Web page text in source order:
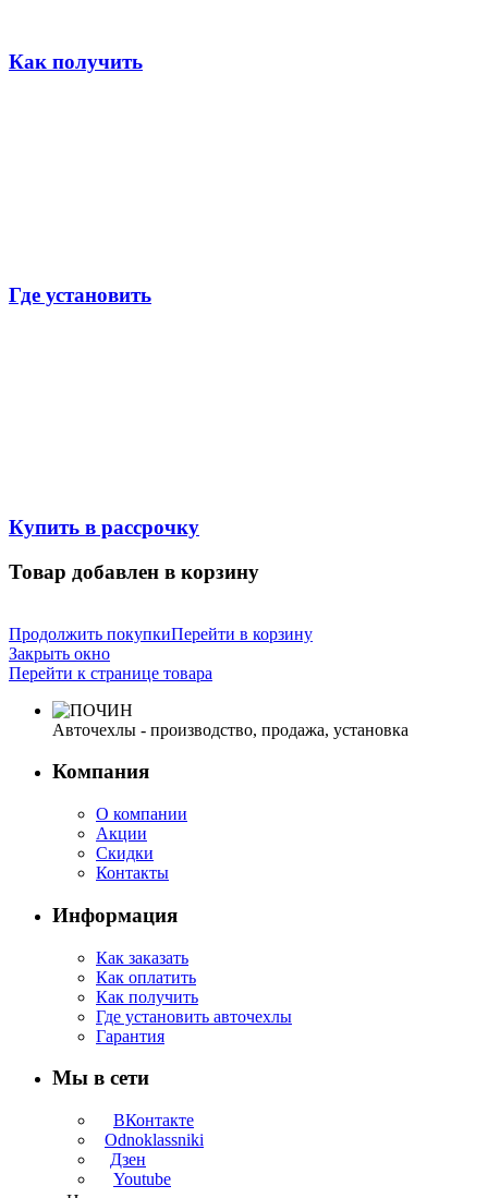
Как получить
Где установить
Купить в рассрочку
Товар добавлен в корзину
Продолжить покупкиПерейти в корзину
Закрыть окно
Перейти к странице товара
Авточехлы - производство, продажа, установка
Компания
О компании
Акции
Скидки
Контакты
Информация
Как заказать
Как оплатить
Как получить
Где установить авточехлы
Гарантия
Мы в сети
ВКонтакте
Odnoklassniki
Дзен
Youtube